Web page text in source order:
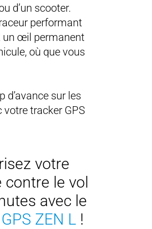
d’un scooter.
performant
un œil permanent
où que vous
d’avance sur les
votre tracker GPS
votre
contre le vol
avec le
ZEN L !